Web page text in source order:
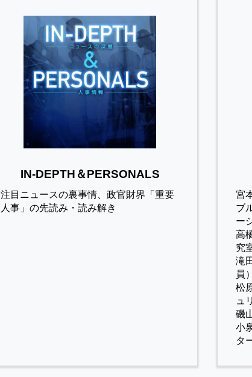
IN-DEPTH＆PERSONALS
注目ニュースの裏事情、政官財界「重要
人事」の先読み・読み解き
宮
ブ
ー
高
究
滝
員）
松
ュ
磯
小
タ